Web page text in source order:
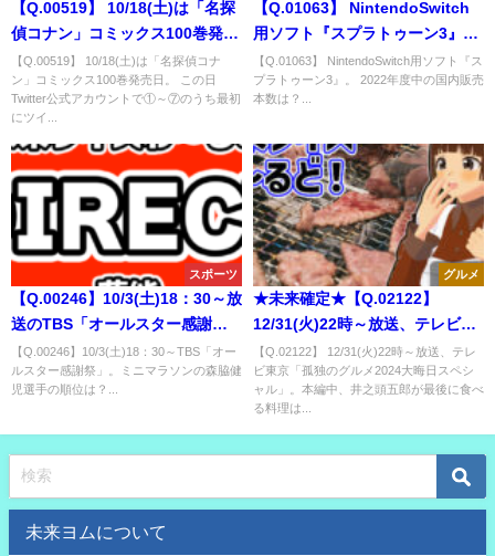
【Q.00519】 10/18(土)は「名探
偵コナン」コミックス100巻発売
日。 この日Twitter公式アカウン
トで①～⑦のうち最初にツイー
トする単語は？
【Q.00519】 10/18(土)は「名探偵コナ
ン」コミックス100巻発売日。 この日
Twitter公式アカウントで①～⑦のうち最初
にツイ...
【Q.01063】 NintendoSwitch
用ソフト『スプラトゥーン3』。
2022年度中の国内販売本数は？
【Q.01063】 NintendoSwitch用ソフト『ス
プラトゥーン3』。 2022年度中の国内販売
本数は？...
スポーツ
【Q.00246】10/3(土)18：30～放
送のTBS「オールスター感謝
祭」。ミニマラソンの森脇健児
選手の順位は？
【Q.00246】10/3(土)18：30～TBS「オー
ルスター感謝祭」。ミニマラソンの森脇健
児選手の順位は？...
グルメ
★未来確定★【Q.02122】
12/31(火)22時～放送、テレビ東
京「孤独のグルメ2024大晦日ス
ペシャル」。本編中、井之頭五
郎が最後に食べる料理は？
【Q.02122】 12/31(火)22時～放送、テレ
ビ東京「孤独のグルメ2024大晦日スペシ
ャル」。本編中、井之頭五郎が最後に食べ
る料理は...
未来ヨムについて